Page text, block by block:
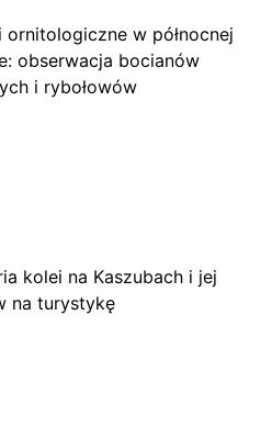
ornitologiczne w północnej
obserwacja bocianów
i rybołowów
kolei na Kaszubach i jej
na turystykę